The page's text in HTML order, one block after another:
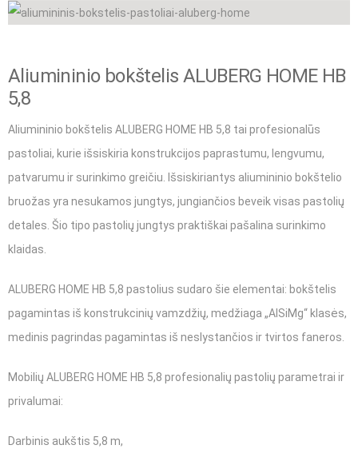
Aliumininio bokštelis ALUBERG HOME HB
5,8
Aliumininio bokštelis ALUBERG HOME HB 5,8 tai profesionalūs
pastoliai, kurie išsiskiria konstrukcijos paprastumu, lengvumu,
patvarumu ir surinkimo greičiu. Išsiskiriantys aliumininio bokštelio
bruožas yra nesukamos jungtys, jungiančios beveik visas pastolių
detales. Šio tipo pastolių jungtys praktiškai pašalina surinkimo
klaidas.
ALUBERG HOME HB 5,8 pastolius sudaro šie elementai: bokštelis
pagamintas iš konstrukcinių vamzdžių, medžiaga „AlSiMg“ klasės,
medinis pagrindas pagamintas iš neslystančios ir tvirtos faneros.
Mobilių ALUBERG HOME HB 5,8 profesionalių pastolių parametrai ir
privalumai:
Darbinis aukštis 5,8 m,